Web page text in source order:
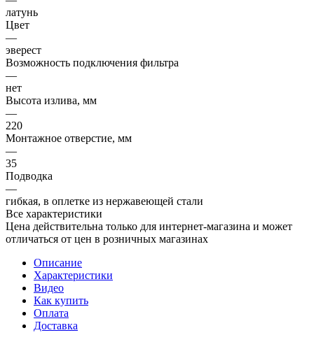
латунь
Цвет
—
эверест
Возможность подключения фильтра
—
нет
Высота излива, мм
—
220
Монтажное отверстие, мм
—
35
Подводка
—
гибкая, в оплетке из нержавеющей стали
Все характеристики
Цена действительна только для интернет-магазина и может
отличаться от цен в розничных магазинах
Описание
Характеристики
Видео
Как купить
Оплата
Доставка